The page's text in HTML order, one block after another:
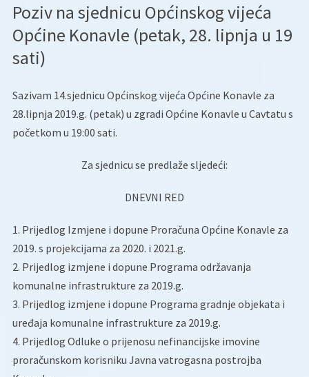
Poziv na sjednicu Općinskog vijeća
Općine Konavle (petak, 28. lipnja u 19
sati)
Sazivam 14.sjednicu Općinskog vijeća Općine Konavle za
28.lipnja 2019.g. (petak) u zgradi Općine Konavle u Cavtatu s
početkom u 19:00 sati.
Za sjednicu se predlaže sljedeći:
DNEVNI RED
1. Prijedlog Izmjene i dopune Proračuna Općine Konavle za
2019. s projekcijama za 2020. i 2021.g.
2. Prijedlog izmjene i dopune Programa održavanja
komunalne infrastrukture za 2019.g.
3. Prijedlog izmjene i dopune Programa gradnje objekata i
uređaja komunalne infrastrukture za 2019.g.
4. Prijedlog Odluke o prijenosu nefinancijske imovine
proračunskom korisniku Javna vatrogasna postrojba